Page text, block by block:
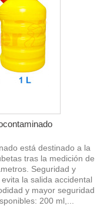
está destinado a la
tras la medición de
Seguridad y
la salida accidental
y mayor seguridad
200 ml,...